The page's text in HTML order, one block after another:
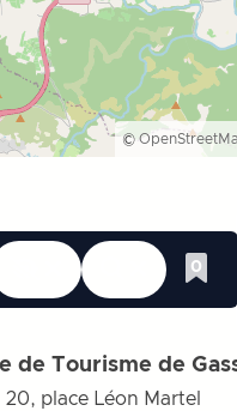
©
Erreichbarkeit
Menü schließen
Suche
Menü
0
de Tourisme de
20, place Léon Martel